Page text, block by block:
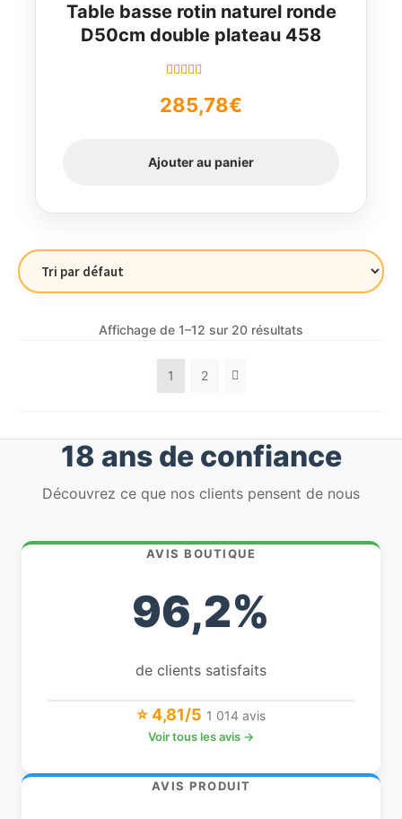
Table basse rotin naturel ronde
D50cm double plateau 458
5
285,78€
Ajouter au panier
Affichage de 1–12 sur 20 résultats
1 2
18 ans de confiance
Découvrez ce que nos clients pensent de nous
AVIS BOUTIQUE
96,2%
de clients satisfaits
⭐ 4,81/5 1 014 avis
Voir tous les avis →
AVIS PRODUIT